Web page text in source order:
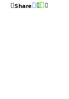
Share